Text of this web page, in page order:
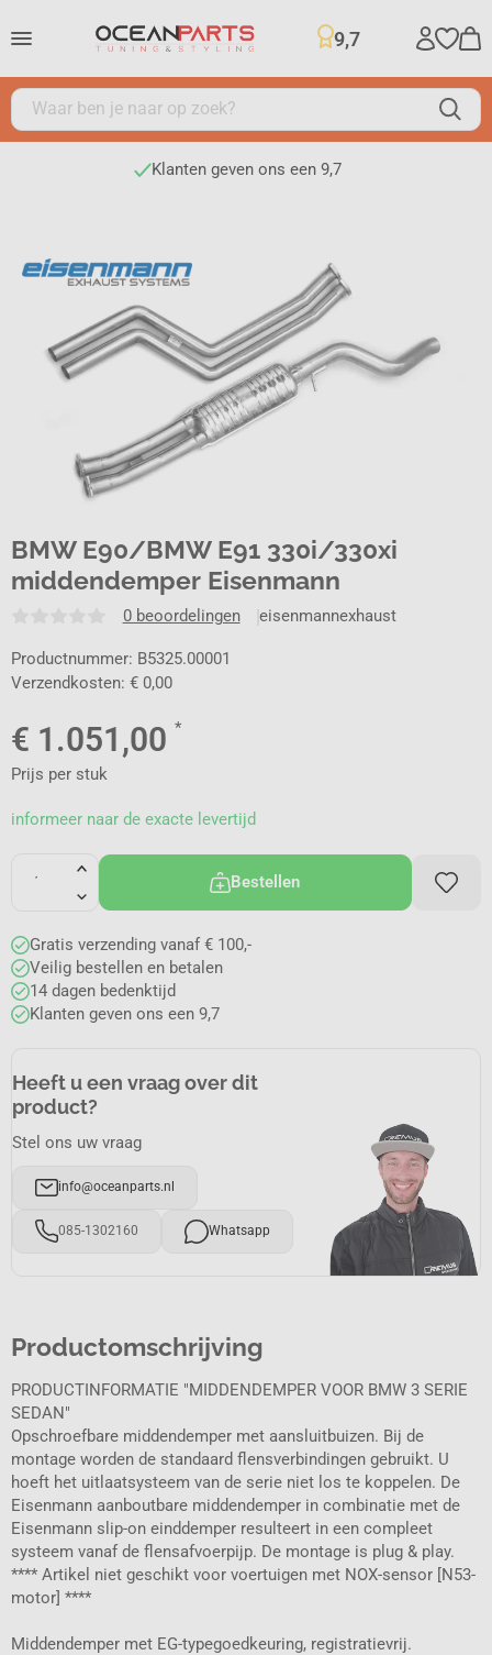
9,7
Klanten geven ons een 9,7
BMW E90/BMW E91 330i/330xi
middendemper Eisenmann
0 beoordelingen eisenmannexhaust
Productnummer: B5325.00001
Verzendkosten: € 0,00
€ 1.051,00 *
Prijs per stuk
informeer naar de exacte levertijd
Bestellen
Gratis verzending vanaf € 100,-
Veilig bestellen en betalen
14 dagen bedenktijd
Klanten geven ons een 9,7
Heeft u een vraag over dit
product?
Stel ons uw vraag
info@oceanparts.nl
085-1302160 Whatsapp
Productomschrijving
PRODUCTINFORMATIE "MIDDENDEMPER VOOR BMW 3 SERIE
SEDAN"
Opschroefbare middendemper met aansluitbuizen. Bij de
montage worden de standaard flensverbindingen gebruikt. U
hoeft het uitlaatsysteem van de serie niet los te koppelen. De
Eisenmann aanboutbare middendemper in combinatie met de
Eisenmann slip-on einddemper resulteert in een compleet
systeem vanaf de flensafvoerpijp. De montage is plug & play.
**** Artikel niet geschikt voor voertuigen met NOX-sensor [N53-
motor] ****
Middendemper met EG-typegoedkeuring, registratievrij.